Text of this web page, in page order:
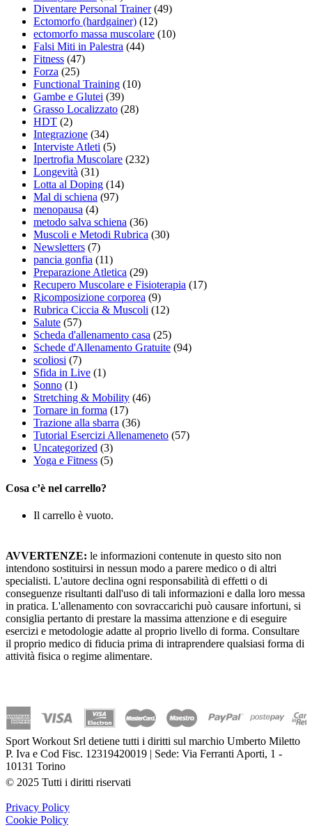
Diventare Personal Trainer(49)
Ectomorfo (hardgainer) (12)
ectomorfo massa muscolare (10)
Falsi Miti in Palestra (44)
Fitness (47)
Forza (25)
Functional Training (10)
Gambe e Glutei (39)
Grasso Localizzato (28)
HDT (2)
Integrazione (34)
Interviste Atleti (5)
Ipertrofia Muscolare (232)
Longevità (31)
Lotta al Doping (14)
Mal di schiena (97)
menopausa (4)
metodo salva schiena (36)
Muscoli e Metodi Rubrica (30)
Newsletters (7)
pancia gonfia (11)
Preparazione Atletica (29)
Recupero Muscolare e Fisioterapia (17)
Ricomposizione corporea (9)
Rubrica Ciccia & Muscoli (12)
Salute (57)
Scheda d'allenamento casa (25)
Schede d'Allenamento Gratuite (94)
scoliosi (7)
Sfida in Live (1)
Sonno (1)
Stretching & Mobility (46)
Tornare in forma (17)
Trazione alla sbarra (36)
Tutorial Esercizi Allenameneto (57)
Uncategorized (3)
Yoga e Fitness (5)
Cosa c’è nel carrello?
Il carrello è vuoto.
AVVERTENZE: le informazioni contenute in questo sito non
intendono sostituirsi in nessun modo a parere medico o di altri
specialisti. L'autore declina ogni responsabilità di effetti o di
conseguenze risultanti dall'uso di tali informazioni e dalla loro messa
in pratica. L'allenamento con sovraccarichi può causare infortuni, si
consiglia pertanto di prestare la massima attenzione e di eseguire
esercizi e metodologie adatte al proprio livello di forma. Consultare
il proprio medico di fiducia prima di intraprendere qualsiasi forma di
attività fisica o regime alimentare.
Sport Workout Srl detiene tutti i diritti sul marchio Umberto Miletto
P. Iva e Cod Fisc. 12319420019 | Sede: Via Ferranti Aporti, 1 -
10131 Torino
© 2025 Tutti i diritti riservati
Privacy Policy
Cookie Policy